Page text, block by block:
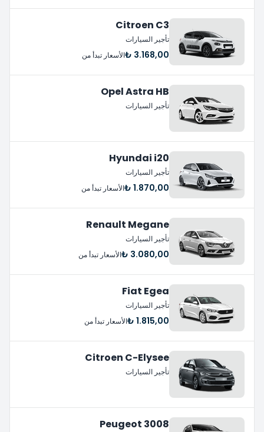
Citroen C3
تأجير السيارات
3.168,00 ₺ الأسعار تبدأ من
Opel Astra HB
تأجير السيارات
Hyundai i20
تأجير السيارات
1.870,00 ₺ الأسعار تبدأ من
Renault Megane
تأجير السيارات
3.080,00 ₺ الأسعار تبدأ من
Fiat Egea
تأجير السيارات
1.815,00 ₺ الأسعار تبدأ من
Citroen C-Elysee
تأجير السيارات
Peugeot 3008